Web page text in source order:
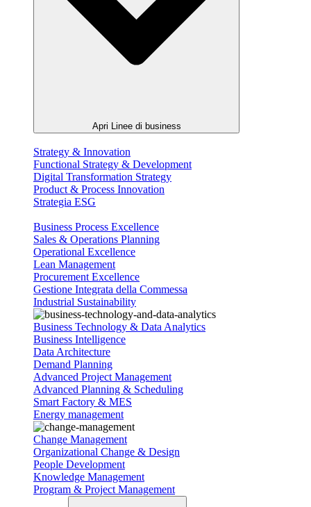
Apri Linee di business
Strategy & Innovation
Functional Strategy & Development
Digital Transformation Strategy
Product & Process Innovation
Strategia ESG
Business Process Excellence
Sales & Operations Planning
Operational Excellence
Lean Management
Procurement Excellence
Gestione Integrata della Commessa
Industrial Sustainability
Business Technology & Data Analytics
Business Intelligence
Data Architecture
Demand Planning
Advanced Project Management
Advanced Planning & Scheduling
Smart Factory & MES
Energy management
Change Management
Organizational Change & Design
People Development
Knowledge Management
Program & Project Management